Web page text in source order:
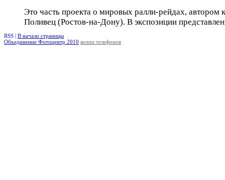
Это часть проекта о мировых ралли-рейдах, автором
Поливец (Ростов-на-Дону). В экспозиции
RSS | В начало страницы
Объединение Фотоцентр 2010 копии телефонов